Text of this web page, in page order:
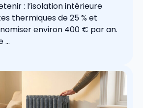
: l’isolation intérieure
thermiques de 25 % et
environ 400 € par an.
...